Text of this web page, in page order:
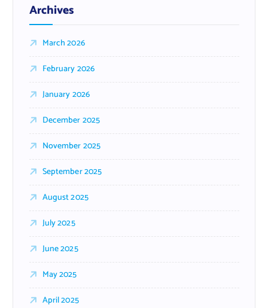
Archives
March 2026
February 2026
January 2026
December 2025
November 2025
September 2025
August 2025
July 2025
June 2025
May 2025
April 2025